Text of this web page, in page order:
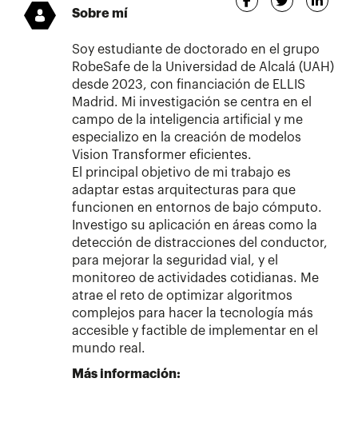
Sobre mí
Soy estudiante de doctorado en el grupo
RobeSafe de la Universidad de Alcalá (UAH)
desde 2023, con financiación de ELLIS
Madrid. Mi investigación se centra en el
campo de la inteligencia artificial y me
especializo en la creación de modelos
Vision Transformer eficientes.
El principal objetivo de mi trabajo es
adaptar estas arquitecturas para que
funcionen en entornos de bajo cómputo.
Investigo su aplicación en áreas como la
detección de distracciones del conductor,
para mejorar la seguridad vial, y el
monitoreo de actividades cotidianas. Me
atrae el reto de optimizar algoritmos
complejos para hacer la tecnología más
accesible y factible de implementar en el
mundo real.
Más información: